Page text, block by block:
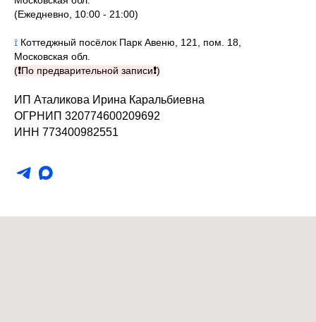
(Ежедневно, 10:00 - 21:00)
⟟ Коттеджный посёлок Парк Авеню, 121, пом. 18,
Московская обл.
(❗По предварительной записи❗)
ИП Аталикова Ирина Каральбиевна
ОГРНИП 320774600209692
ИНН 773400982551